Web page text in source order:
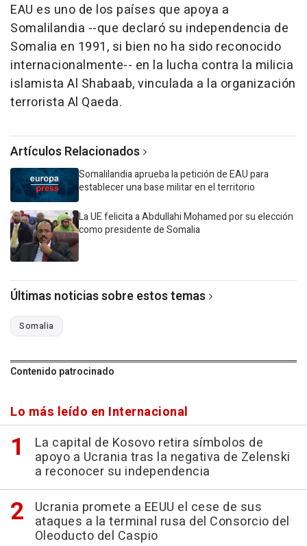
EAU es uno de los países que apoya a
Somalilandia --que declaró su independencia de
Somalia en 1991, si bien no ha sido reconocido
internacionalmente-- en la lucha contra la milicia
islamista Al Shabaab, vinculada a la organización
terrorista Al Qaeda.
Artículos Relacionados
Somalilandia aprueba la petición de EAU para
establecer una base militar en el territorio
La UE felicita a Abdullahi Mohamed por su elección
como presidente de Somalia
Últimas noticias sobre estos temas
Somalia
Contenido patrocinado
Lo más leído en Internacional
La capital de Kosovo retira símbolos de
apoyo a Ucrania tras la negativa de Zelenski
a reconocer su independencia
Ucrania promete a EEUU el cese de sus
ataques a la terminal rusa del Consorcio del
Oleoducto del Caspio